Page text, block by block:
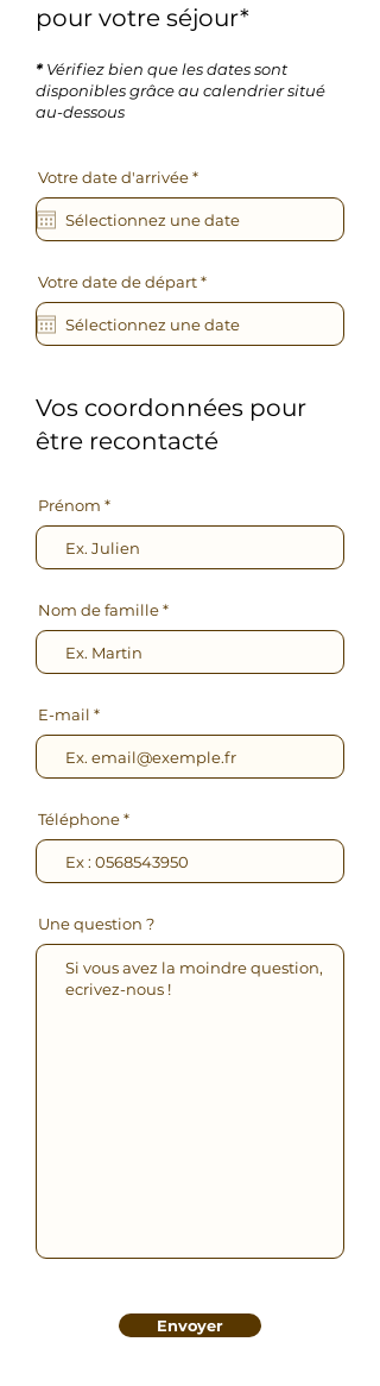
pour votre séjour*
*Vérifiez bien que les dates sont
disponibles grâce au calendrier situé
au-dessous
Votre date d'arrivée*r
u
i
d
Votre date de départ*r
u
i
Vos coordonnées pour
être recontacté
Prénom
Nom de famille
E-mail
Téléphone
Une question ?
Envoyer